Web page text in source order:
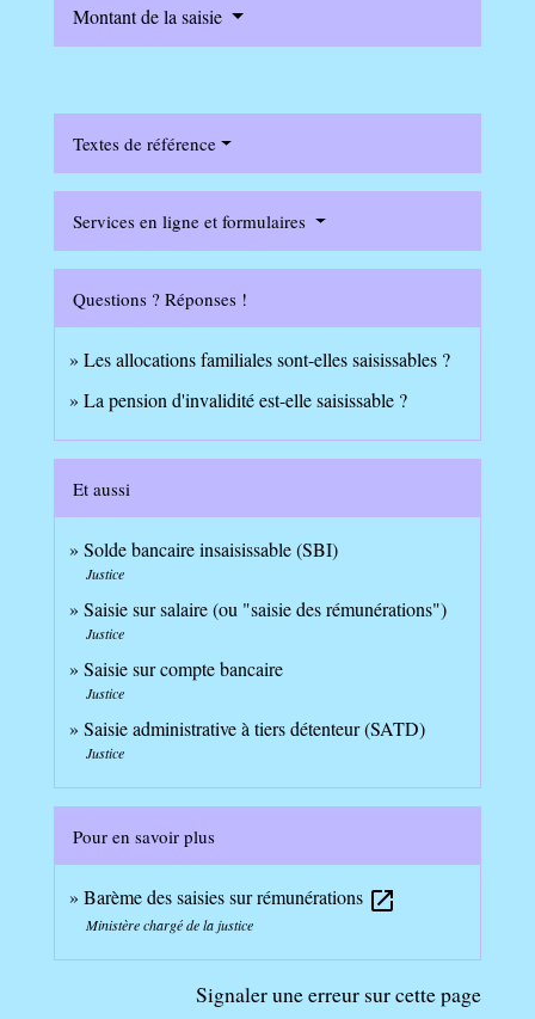
Montant de la saisie
Textes de référence
Services en ligne et formulaires
Questions ? Réponses !
Les allocations familiales sont-elles saisissables ?
La pension d'invalidité est-elle saisissable ?
Et aussi
Solde bancaire insaisissable (SBI)
Justice
Saisie sur salaire (ou "saisie des rémunérations")
Justice
Saisie sur compte bancaire
Justice
Saisie administrative à tiers détenteur (SATD)
Justice
Pour en savoir plus
Barème des saisies sur rémunérations open_in_new
Ministère chargé de la justice
Signaler une erreur sur cette page